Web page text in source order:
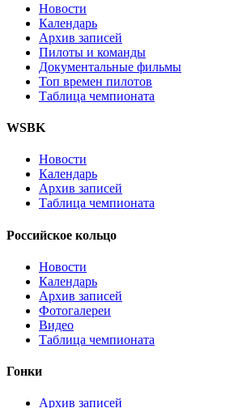
Новости
Календарь
Архив записей
Пилоты и команды
Документальные фильмы
Топ времен пилотов
Таблица чемпионата
WSBK
Новости
Календарь
Архив записей
Таблица чемпионата
Российское кольцо
Новости
Календарь
Архив записей
Фотогалереи
Видео
Таблица чемпионата
Гонки
Архив записей